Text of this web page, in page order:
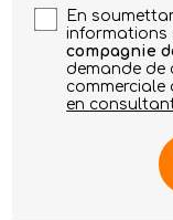
En
informations
compagnie
demande de
commerciale
en